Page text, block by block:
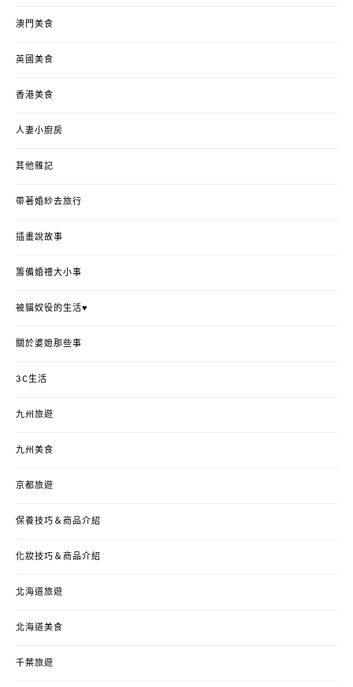
澳門美食
英國美食
香港美食
人妻小廚房
其他雜記
帶著婚紗去旅行
插畫說故事
籌備婚禮大小事
被貓奴役的生活♥
關於婆媳那些事
3C生活
九州旅遊
九州美食
京都旅遊
保養技巧＆商品介紹
化妝技巧＆商品介紹
北海道旅遊
北海道美食
千葉旅遊